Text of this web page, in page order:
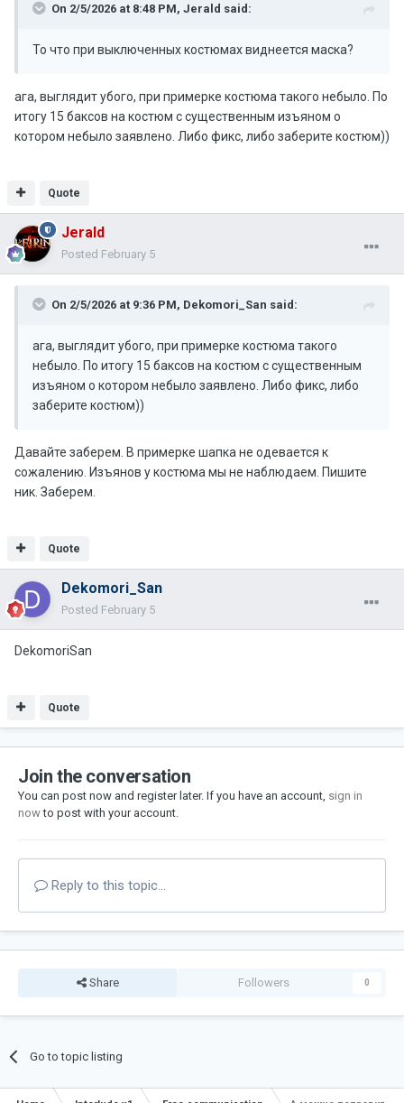
On 2/5/2026 at 8:48 PM, Jerald said:
То что при выключенных костюмах виднеется маска?
ага, выглядит убого, при примерке костюма такого небыло. По
итогу 15 баксов на костюм с существенным изъяном о
котором небыло заявлено. Либо фикс, либо заберите костюм))
Quote
Jerald
Posted February 5
On 2/5/2026 at 9:36 PM, Dekomori_San said:
ага, выглядит убого, при примерке костюма такого
небыло. По итогу 15 баксов на костюм с существенным
изъяном о котором небыло заявлено. Либо фикс, либо
заберите костюм))
Давайте заберем. В примерке шапка не одевается к
сожалению. Изъянов у костюма мы не наблюдаем. Пишите
ник. Заберем.
Quote
Dekomori_San
Posted February 5
DekomoriSan
Quote
Join the conversation
You can post now and register later. If you have an account, sign in
nowto post with your account.
Reply to this topic...
Share Followers 0
Go to topic listing